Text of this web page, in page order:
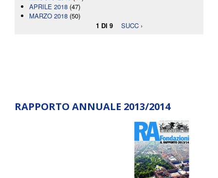
APRILE 2018 (47)
MARZO 2018 (50)
1 DI 9
SUCC ›
RAPPORTO ANNUALE 2013/2014